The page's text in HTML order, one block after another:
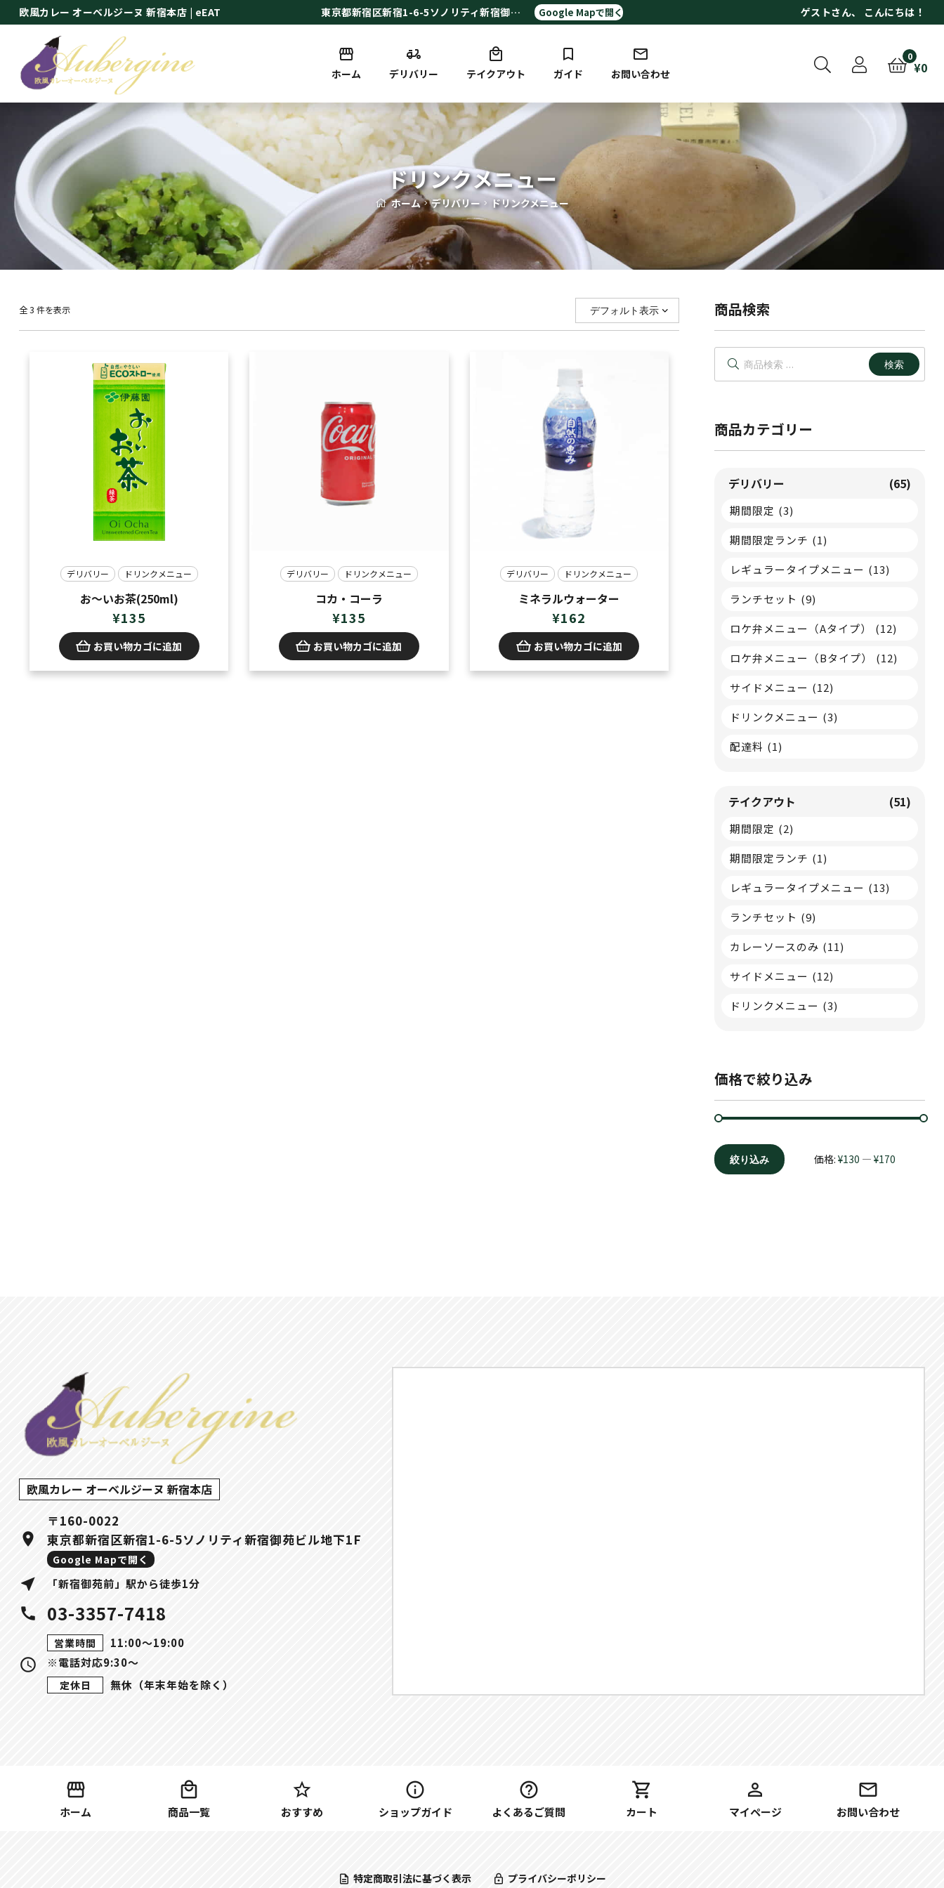
欧風カレー オーベルジーヌ 新宿本店 | eEAT 東京都新宿区新宿1-6-5ソノリティ新宿御苑ビル地下1F Google Mapで開く ゲストさん、 こんにちは！
ホーム デリバリー テイクアウト ガイド お問い合わせ
0
¥0
ドリンクメニュー
ホーム デリバリー ドリンクメニュー
全 3 件を表示
デリバリー ドリンクメニュー
お～いお茶(250ml)
¥135
お買い物カゴに追加
デリバリー ドリンクメニュー
コカ・コーラ
¥135
お買い物カゴに追加
デリバリー ドリンクメニュー
ミネラルウォーター
¥162
お買い物カゴに追加
商品検索
対
検索
商品カテゴリー
デリバリー (65)
期間限定 (3)
期間限定ランチ (1)
レギュラータイプメニュー (13)
ランチセット (9)
ロケ弁メニュー（Aタイプ）
(12)
ロケ弁メニュー（Bタイプ）
(12)
サイドメニュー (12)
ドリンクメニュー (3)
配達料 (1)
テイクアウト (51)
期間限定 (2)
期間限定ランチ (1)
レギュラータイプメニュー (13)
ランチセット (9)
カレーソースのみ (11)
サイドメニュー (12)
ドリンクメニュー (3)
価格で絞り込み
最
最
絞り込み 価格: ¥130 — ¥170
欧風カレー オーベルジーヌ 新宿本店
location_on
〒160-0022
東京都新宿区新宿1-6-5ソノリティ新宿御苑ビル地下1F
Google Mapで開く
near_me 「新宿御苑前」駅から徒歩1分
call 03-3357-7418
query_builder
営業時間
11:00〜19:00
※電話対応9:30～
定休日 無休（年末年始を除く）
ホーム 商品一覧 おすすめ ショップガイド よくあるご質問 カート マイページ お問い合わせ
特定商取引法に基づく表示 プライバシーポリシー